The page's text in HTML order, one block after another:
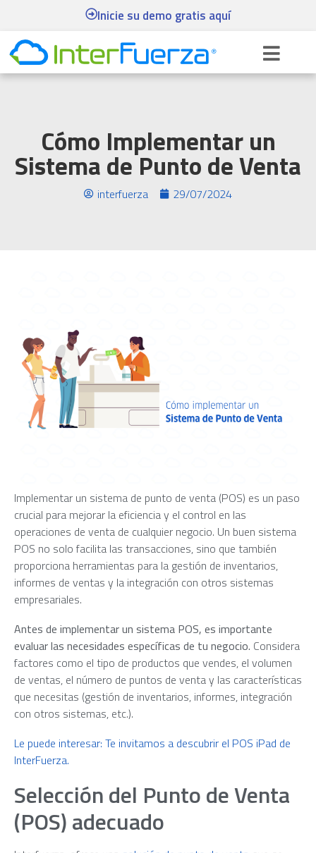
Inicie su demo gratis aquí
Cómo Implementar un
Sistema de Punto de Venta
interfuerza 29/07/2024
Implementar un sistema de punto de venta (POS) es un paso
crucial para mejorar la eficiencia y el control en las
operaciones de venta de cualquier negocio. Un buen sistema
POS no solo facilita las transacciones, sino que también
proporciona herramientas para la gestión de inventarios,
informes de ventas y la integración con otros sistemas
empresariales.
Antes de implementar un sistema POS, es importante
evaluar las necesidades específicas de tu negocio. Considera
factores como el tipo de productos que vendes, el volumen
de ventas, el número de puntos de venta y las características
que necesitas (gestión de inventarios, informes, integración
con otros sistemas, etc.).
Le puede interesar: Te invitamos a descubrir el POS iPad de
InterFuerza.
Selección del Punto de Venta
(POS) adecuado